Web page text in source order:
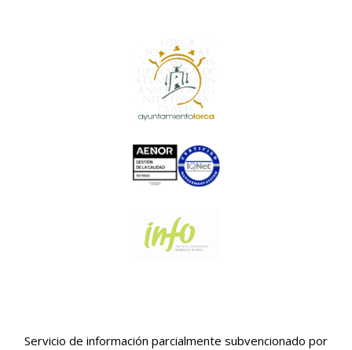
Servicio de información parcialmente subvencionado por